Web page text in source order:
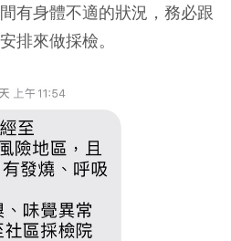
有身體不適的狀況，務必跟
排來做採檢。